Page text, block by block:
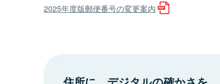
2025年度版郵便番号の変更案内